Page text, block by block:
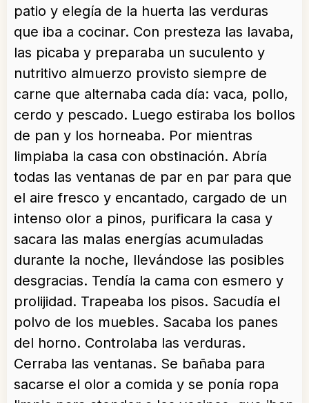
patio y elegía de la huerta las verduras
que iba a cocinar. Con presteza las lavaba,
las picaba y preparaba un suculento y
nutritivo almuerzo provisto siempre de
carne que alternaba cada día: vaca, pollo,
cerdo y pescado. Luego estiraba los bollos
de pan y los horneaba. Por mientras
limpiaba la casa con obstinación. Abría
todas las ventanas de par en par para que
el aire fresco y encantado, cargado de un
intenso olor a pinos, purificara la casa y
sacara las malas energías acumuladas
durante la noche, llevándose las posibles
desgracias. Tendía la cama con esmero y
prolijidad. Trapeaba los pisos. Sacudía el
polvo de los muebles. Sacaba los panes
del horno. Controlaba las verduras.
Cerraba las ventanas. Se bañaba para
sacarse el olor a comida y se ponía ropa